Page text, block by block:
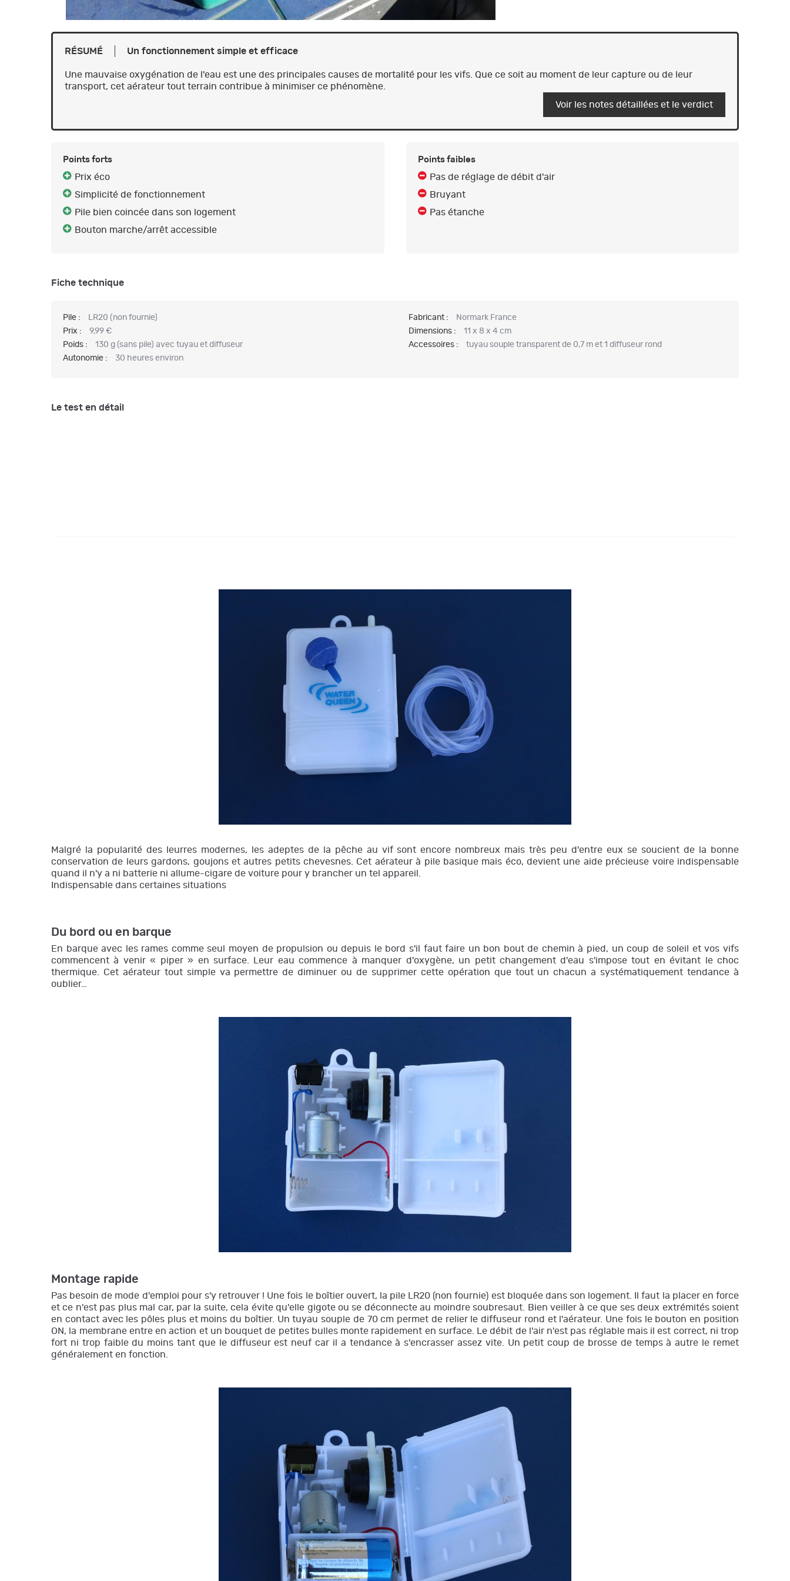
RÉSUMÉ ​​​​​​​Un fonctionnement simple et efficace
Une mauvaise oxygénation de l'eau est une des principales causes de mortalité pour les vifs. Que ce soit au moment de leur capture ou de leur
transport, cet aérateur tout terrain contribue à minimiser ce phénomène.
Voir les notes détaillées et le verdict
Points forts
Prix éco
Simplicité de fonctionnement
Pile bien coincée dans son logement
Bouton marche/arrêt accessible
Points faibles
Pas de réglage de débit d'air
Bruyant
Pas étanche
Fiche technique
Pile :
LR20 (non fournie)
Prix :
9,99 €
Poids :
130 g (sans pile) avec tuyau et diffuseur
Autonomie :
30 heures environ
Fabricant :
Normark France
Dimensions :
11 x 8 x 4 cm
Accessoires :
tuyau souple transparent de 0,7 m et 1 diffuseur rond
Le test en détail
Malgré la popularité des leurres modernes, les adeptes de la pêche au vif sont encore nombreux mais très peu d'entre eux se soucient de la bonne
conservation de leurs gardons, goujons et autres petits chevesnes. Cet aérateur à pile basique mais éco, devient une aide précieuse voire indispensable
quand il n'y a ni batterie ni allume-cigare de voiture pour y brancher un tel appareil.
Indispensable dans certaines situations
Du bord ou en barque
En barque avec les rames comme seul moyen de propulsion ou depuis le bord s'il faut faire un bon bout de chemin à pied, un coup de soleil et vos vifs
commencent à venir « piper » en surface. Leur eau commence à manquer d'oxygène, un petit changement d'eau s'impose tout en évitant le choc
thermique. Cet aérateur tout simple va permettre de diminuer ou de supprimer cette opération que tout un chacun a systématiquement tendance à
oublier…
Montage rapide
Pas besoin de mode d'emploi pour s'y retrouver ! Une fois le boîtier ouvert, la pile LR20 (non fournie) est bloquée dans son logement. Il faut la placer en force
et ce n'est pas plus mal car, par la suite, cela évite qu'elle gigote ou se déconnecte au moindre soubresaut. Bien veiller à ce que ses deux extrémités soient
en contact avec les pôles plus et moins du boîtier. Un tuyau souple de 70 cm permet de relier le diffuseur rond et l'aérateur. Une fois le bouton en position
ON, la membrane entre en action et un bouquet de petites bulles monte rapidement en surface. Le débit de l'air n'est pas réglable mais il est correct, ni trop
fort ni trop faible du moins tant que le diffuseur est neuf car il a tendance à s'encrasser assez vite. Un petit coup de brosse de temps à autre le remet
généralement en fonction.